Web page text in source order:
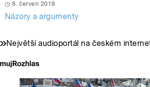
6. červen 2019
Názory a argumenty
Největší audioportál na českém